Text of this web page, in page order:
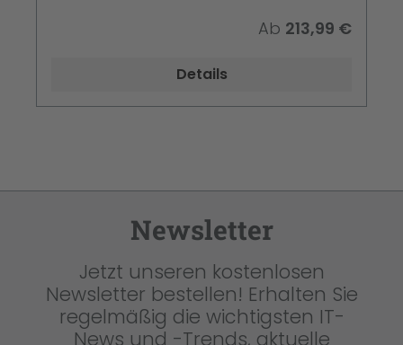
Ab 213,99 €
Details
Newsletter
Jetzt unseren kostenlosen
Newsletter bestellen! Erhalten Sie
regelmäßig die wichtigsten IT-
News und -Trends, aktuelle